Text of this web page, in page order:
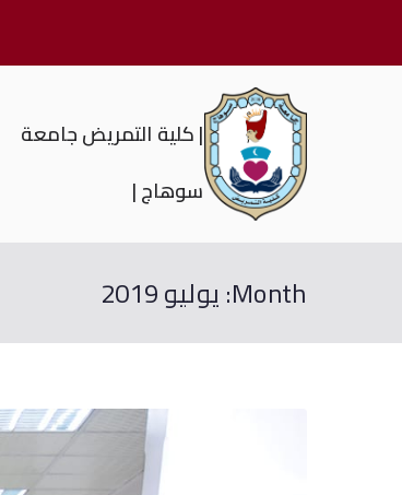
| كلية التمريض جامعة
سوهاج |
Month: يوليو 2019